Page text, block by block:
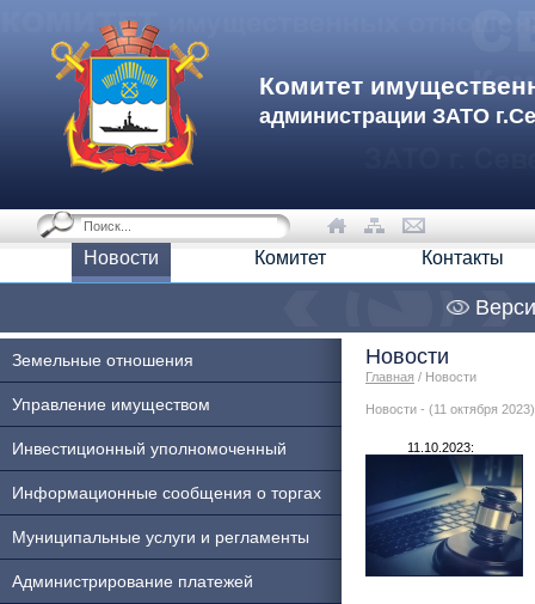
Комитет
администрации ЗАТО
Новости Комитет Контакты
Земельные отношения
Управление имуществом
Инвестиционный уполномоченный
Информационные сообщения о торгах
Муниципальные услуги и регламенты
Администрирование платежей
Новости
Главная / Новости
Новости - (11 октября 2023)
11.10.2023: